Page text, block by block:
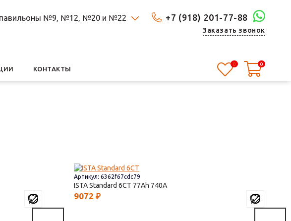
+7 (918) 201-77-88
Заказать звонок
павильоны №9, №12, №20 и №22
КОНТАКТЫ
0 0
Артикул: 6362f67cdc79
ISTA Standard 6СТ 77 740
9072 ₽